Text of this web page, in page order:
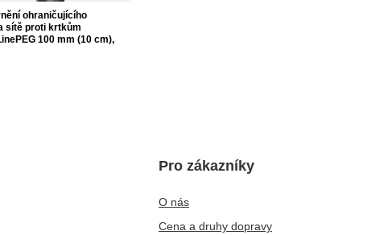
ohraničujícího
sítě proti krtkům
100 mm (10 cm),
Pro zákazníky
O nás
Cena a druhy dopravy